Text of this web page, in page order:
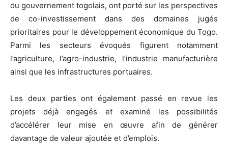
du gouvernement togolais, ont porté sur les perspectives
de co-investissement dans des domaines jugés
prioritaires pour le développement économique du Togo.
Parmi les secteurs évoqués figurent notamment
l’agriculture, l’agro-industrie, l’industrie manufacturière
ainsi que les infrastructures portuaires.
Les deux parties ont également passé en revue les
projets déjà engagés et examiné les possibilités
d’accélérer leur mise en œuvre afin de générer
davantage de valeur ajoutée et d’emplois.